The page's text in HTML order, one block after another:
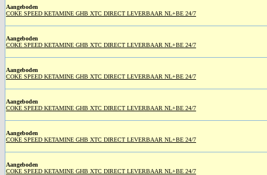
Aangeboden
COKE SPEED KETAMINE GHB XTC DIRECT LEVERBAAR NL+BE 24/7
Aangeboden
COKE SPEED KETAMINE GHB XTC DIRECT LEVERBAAR NL+BE 24/7
Aangeboden
COKE SPEED KETAMINE GHB XTC DIRECT LEVERBAAR NL+BE 24/7
Aangeboden
COKE SPEED KETAMINE GHB XTC DIRECT LEVERBAAR NL+BE 24/7
Aangeboden
COKE SPEED KETAMINE GHB XTC DIRECT LEVERBAAR NL+BE 24/7
Aangeboden
COKE SPEED KETAMINE GHB XTC DIRECT LEVERBAAR NL+BE 24/7